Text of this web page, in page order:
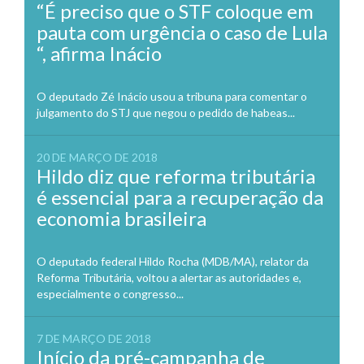
“É preciso que o STF coloque em
pauta com urgência o caso de Lula
“, afirma Inácio
O deputado Zé Inácio usou a tribuna para comentar o
julgamento do STJ que negou o pedido de habeas...
20 DE MARÇO DE 2018
Hildo diz que reforma tributária
é essencial para a recuperação da
economia brasileira
O deputado federal Hildo Rocha (MDB/MA), relator da
Reforma Tributária, voltou a alertar as autoridades e,
especialmente o congresso...
7 DE MARÇO DE 2018
Início da pré-campanha de